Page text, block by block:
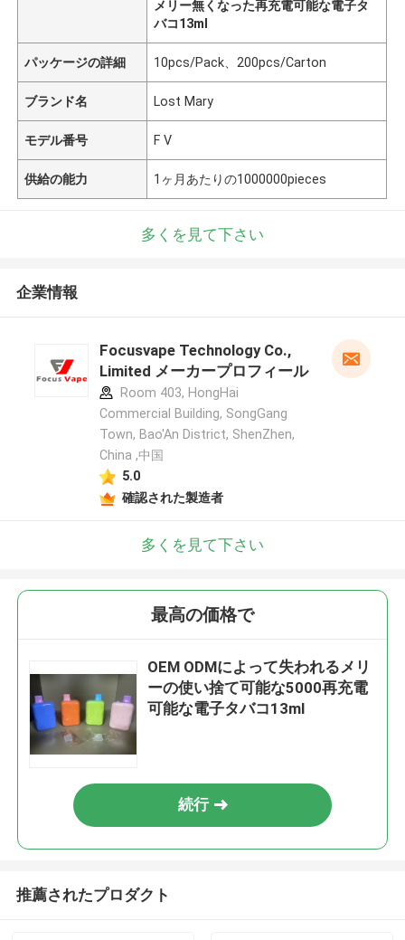
メリー無くなった再充電可能な電子タ
バコ13ml
パッケージの詳細 10pcs/Pack、200pcs/Carton
ブランド名 Lost Mary
モデル番号 F V
供給の能力 1ヶ月あたりの1000000pieces
多くを見て下さい
企業情報
Focusvape Technology Co.,
Limited メーカープロフィール
Room 403, HongHai
Commercial Building, SongGang
Town, Bao'An District, ShenZhen,
China ,中国
5.0
確認された製造者
多くを見て下さい
最高の価格で
OEM ODMによって失われるメリ
ーの使い捨て可能な5000再充電
可能な電子タバコ13ml
続行
推薦されたプロダクト